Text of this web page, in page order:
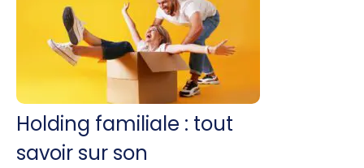
Holding familiale : tout
savoir sur son